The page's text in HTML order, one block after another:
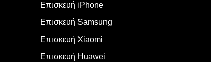
Επισκευή iPhone
Επισκευή Samsung
Επισκευή Xiaomi
Επισκευή Huawei